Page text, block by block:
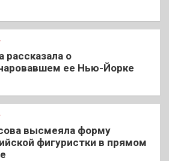
рассказала о
ее Нью-Йорке
высмеяла форму
фигуристки в прямом